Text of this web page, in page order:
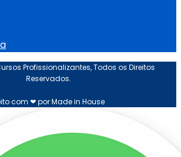
Profissionalizantes, Todos os Direitos
Reservados.
com ❤ por Made in House